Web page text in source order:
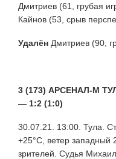
Дмитриев (61, грубая
Кайнов (53, срыв
Удалён Дмитриев (90,
3 (173) АРСЕНАЛ-М
— 1:2 (1:0)
30.07.21. 13:00. Тула.
+25°С, ветер западный
зрителей. Судья